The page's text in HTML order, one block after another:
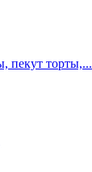
пекут торты,...